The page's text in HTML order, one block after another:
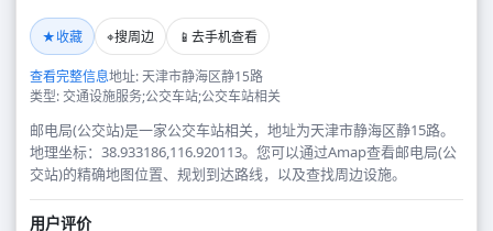
★收藏 ⌖搜周边 📱 去手机查看
查看完整信息地址: 天津市静海区静15路
类型: 交通设施服务;公交车站;公交车站相关
邮电局(公交站)是一家公交车站相关，地址为天津市静海区静15路。
地理坐标：38.933186,116.920113。您可以通过Amap查看邮电局(公
交站)的精确地图位置、规划到达路线，以及查找周边设施。
用户评价